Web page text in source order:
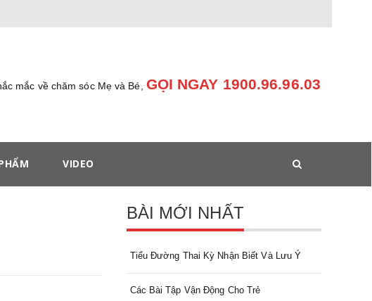
mắc về chăm sóc Mẹ và Bé, GỌI NGAY 1900.96.96.03
VIDEO
BÀI MỚI NHẤT
Tiểu Đường Thai Kỳ Nhận Biết Và Lưu Ý
Các Bài Tập Vận Động Cho Trẻ